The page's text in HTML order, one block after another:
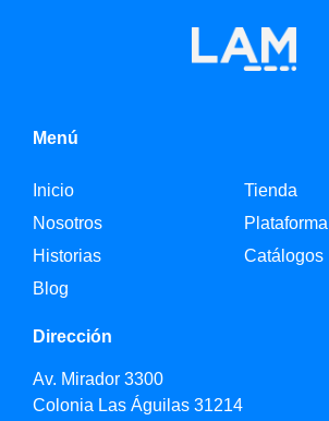
Menú
Inicio
Nosotros
Historias
Blog
Tienda
Plataforma
Catálogos
Dirección
Av. Mirador 3300
Colonia Las Águilas 31214